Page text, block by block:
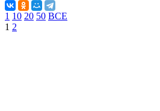
1 10 20 50 ВСЕ
1 2